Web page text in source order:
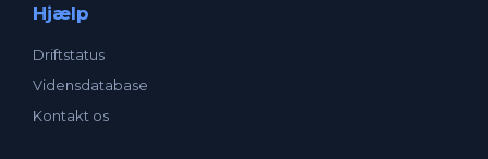
Hjælp
Driftstatus
Vidensdatabase
Kontakt os